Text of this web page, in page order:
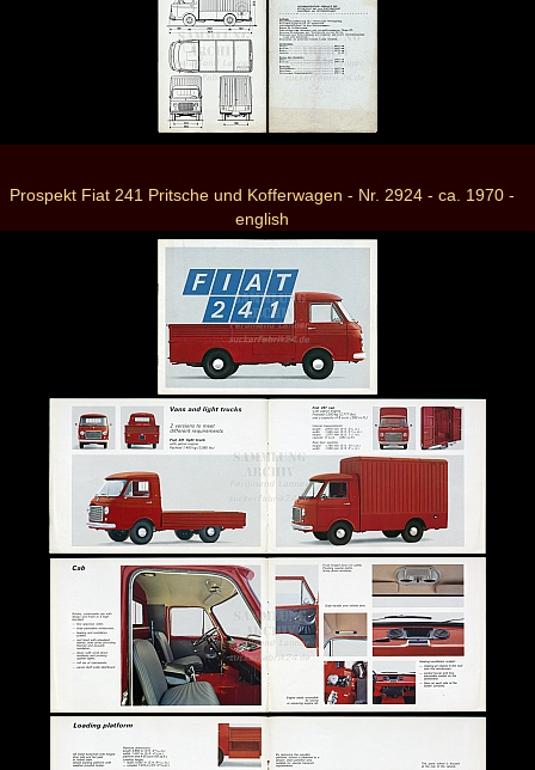
Prospekt Fiat 241 Pritsche und Kofferwagen - Nr. 2924 - ca. 1970 -
english